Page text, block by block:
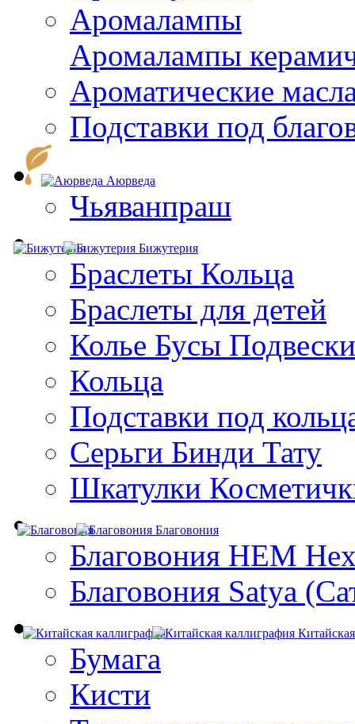
Аромалампы
Aромалампы
Ароматические
Подставки под
Аюрведа
Чьяванпраш
Бижутерия
Браслеты Кольца
Браслеты для детей
Колье Бусы Подвески
Кольца
Подставки под
Серьги Бинди Тату
Шкатулки
Благовония
Благовония HEM
Благовония Satya
Бумага
Кисти